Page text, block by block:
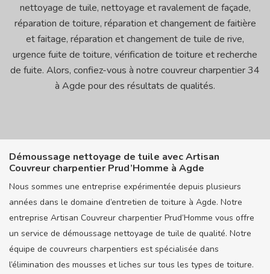
nettoyage de tuile, nettoyage et ravalement de façade,
réparation de toiture, réparation et changement de faitière
et faitage, réparation et changement de tuile de rive,
urgence fuite de toiture, vérification de toiture et recherche
de fuite. Alors, confiez-vous à notre couvreur charpentier 34
à Agde pour des résultats de qualités.
Démoussage nettoyage de tuile avec Artisan
Couvreur charpentier Prud’Homme à Agde
Nous sommes une entreprise expérimentée depuis plusieurs
années dans le domaine d’entretien de toiture à Agde. Notre
entreprise Artisan Couvreur charpentier Prud’Homme vous offre
un service de démoussage nettoyage de tuile de qualité. Notre
équipe de couvreurs charpentiers est spécialisée dans
l’élimination des mousses et liches sur tous les types de toiture.